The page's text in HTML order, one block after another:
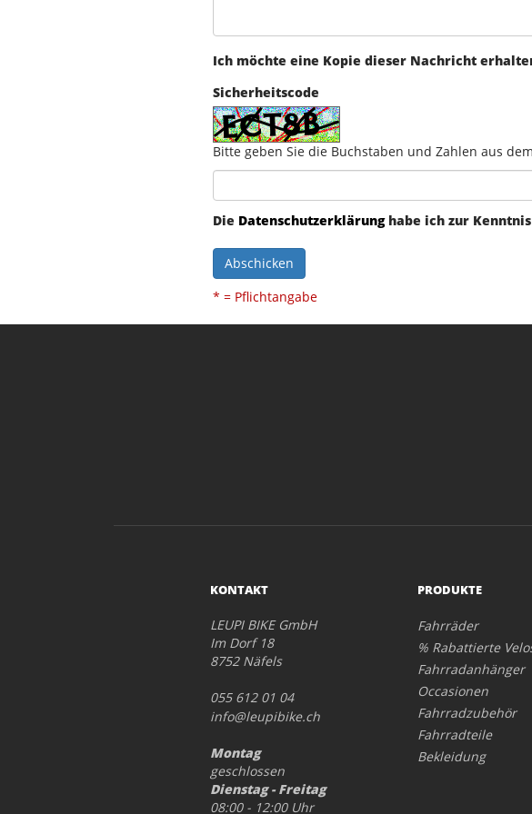
Ich möchte eine Kopie dieser Nachricht
Sicherheitscode
Bitte geben Sie die Buchstaben und Zahlen aus
Die Datenschutzerklärunghabe ich zur
Abschicken
* = Pflichtangabe
KONTAKT
LEUPI BIKE GmbH
Im Dorf 18
8752 Näfels
055 612 01 04
info@leupibike.ch
Montag
geschlossen
Dienstag - Freitag
08:00 - 12:00 Uhr
PRODUKTE
Fahrräder
% Rabattierte
Fahrradanhänger
Occasionen
Fahrradzubehör
Fahrradteile
Bekleidung